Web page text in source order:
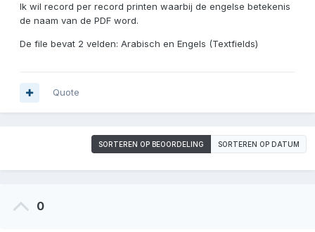
Ik wil record per record printen waarbij de engelse betekenis
de naam van de PDF word.
De file bevat 2 velden: Arabisch en Engels (Textfields)
Quote
SORTEREN OP BEOORDELING SORTEREN OP DATUM
0